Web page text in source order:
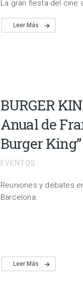
La gran fiesta del cine
Leer Más
BURGER
Anual de
Burger King”
EVENTOS
Reuniones y debates
Barcelona.
Leer Más